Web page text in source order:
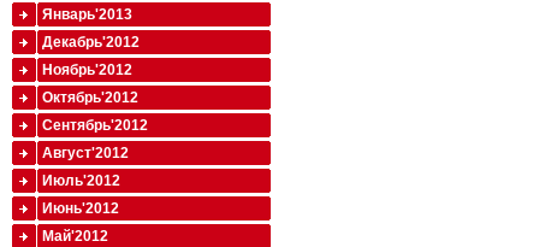
Январь'2013
Декабрь'2012
Ноябрь'2012
Октябрь'2012
Сентябрь'2012
Август'2012
Июль'2012
Июнь'2012
Май'2012